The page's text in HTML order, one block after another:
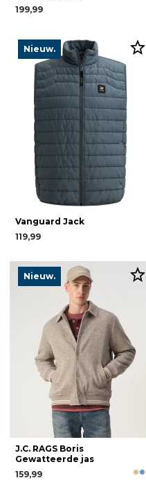
199,99
Nieuw.
Vanguard Jack
119,99
Nieuw.
J.C. RAGS Boris
Gewatteerde jas
159,99